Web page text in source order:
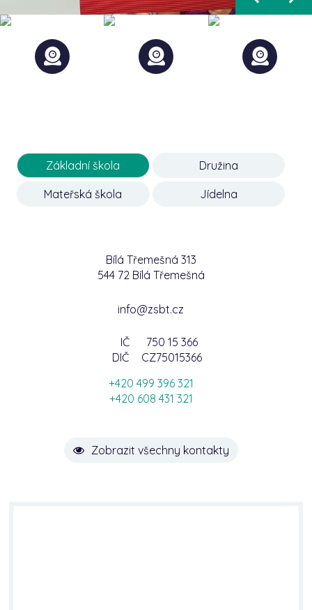
Základní škola Družina
Mateřská škola Jídelna
Bílá Třemešná 313
544 72 Bílá Třemešná
info@zsbt.cz
IČ
750 15 366
DIČ
CZ75015366
+420 499 396 321
+420 608 431 321
Zobrazit všechny kontakty